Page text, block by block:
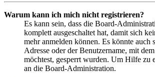
Warum kann ich mich nicht registrieren?
Es kann sein, dass die Board-
komplett ausgeschaltet hat, damit sich
mehr anmelden können. Es könnte auch
Adresse oder der Benutzername, mit
möchtest, gesperrt wurden. Um Hilfe zu
an die Board-Administration.